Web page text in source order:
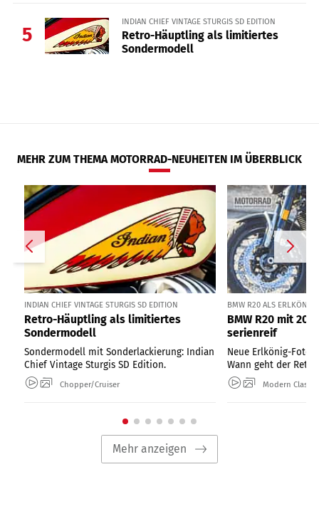
5
INDIAN CHIEF VINTAGE STURGIS SD EDITION
Retro-Häuptling als limitiertes
Sondermodell
MEHR ZUM THEMA MOTORRAD-NEUHEITEN IM ÜBERBLICK
INDIAN CHIEF VINTAGE STURGIS SD EDITION
Retro-Häuptling als limitiertes
Sondermodell
Sondermodell mit Sonderlackierung: Indian
Chief Vintage Sturgis SD Edition.
Chopper/Cruiser
BMW R20 ALS ERLKÖNIG
BMW R20 mit
serienreif
Neue Erlkönig-Fotos
Wann geht der
Modern Classic
Mehr anzeigen